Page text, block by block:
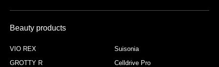
Beauty products
VIO REX
Suisonia
GROTTY R
Celldrive Pro